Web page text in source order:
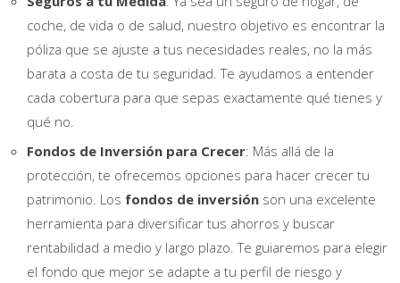
coche, de vida o de salud, nuestro objetivo es encontrar la
póliza que se ajuste a tus necesidades reales, no la más
barata a costa de tu seguridad. Te ayudamos a entender
cada cobertura para que sepas exactamente qué tienes y
qué no.
Fondos de Inversión para Crecer: Más allá de la
protección, te ofrecemos opciones para hacer crecer tu
patrimonio. Los fondos de inversión son una excelente
herramienta para diversificar tus ahorros y buscar
rentabilidad a medio y largo plazo. Te guiaremos para elegir
el fondo que mejor se adapte a tu perfil de riesgo y